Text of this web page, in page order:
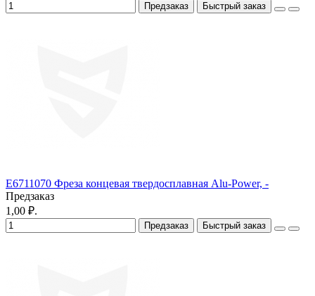
Предзаказ Быстрый заказ
E6711070 Фреза концевая твердосплавная Alu-Power, -
Предзаказ
1,00 ₽.
Предзаказ Быстрый заказ